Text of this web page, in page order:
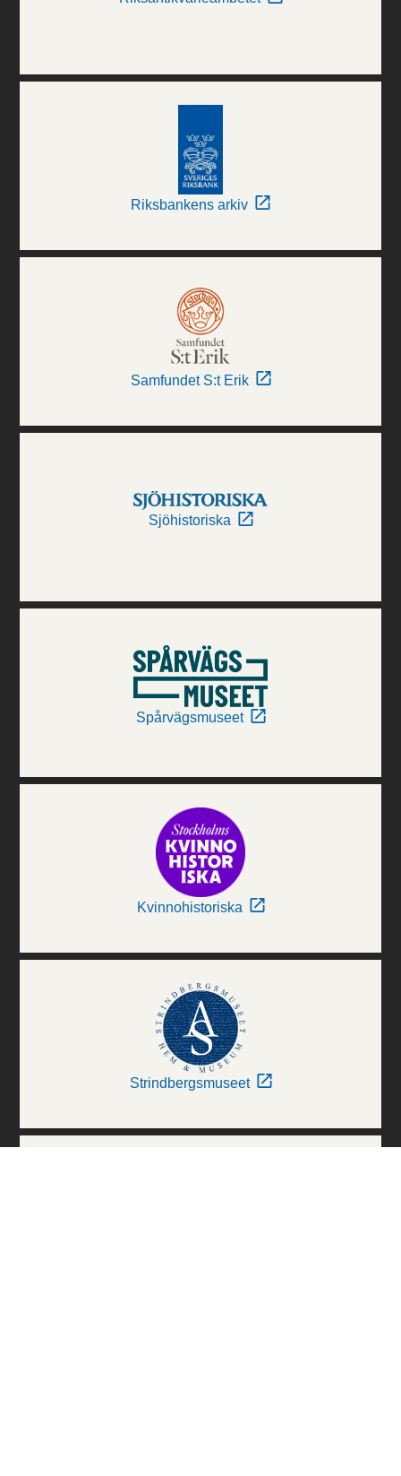
Riksbankens arkiv
Samfundet S:t Erik
Sjöhistoriska
Spårvägsmuseet
Kvinnohistoriska
Strindbergsmuseet